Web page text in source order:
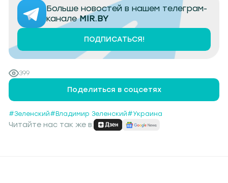
Больше новостей в нашем телеграм-
каналеMIR.BY
ПОДПИСАТЬСЯ!
399
Поделиться в соцсетях
#Зеленский#Владимир Зеленский#Украина
Читайте нас так же в: